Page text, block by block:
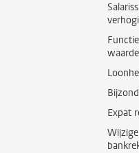
Expat